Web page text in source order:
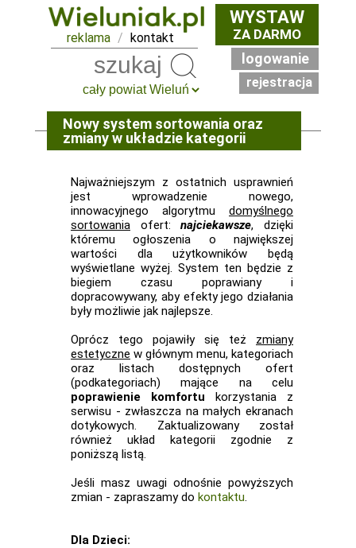
reklama / kontakt
WYSTAW
ZA DARMO
logowanie
rejestracja
Nowy system sortowania oraz
zmiany w układzie kategorii
Najważniejszym z ostatnich usprawnień
jest wprowadzenie nowego,
innowacyjnego algorytmu domyślnego
sortowania ofert:najciekawsze, dzięki
któremu ogłoszenia o największej
wartości dla użytkowników będą
wyświetlane wyżej. System ten będzie z
biegiem czasu poprawiany i
dopracowywany, aby efekty jego działania
były możliwie jak najlepsze.
Oprócz tego pojawiły się też zmiany
estetyczne w głównym menu, kategoriach
oraz listach dostępnych ofert
(podkategoriach) mające na celu
poprawienie komfortu korzystania z
serwisu - zwłaszcza na małych ekranach
dotykowych. Zaktualizowany został
również układ kategorii zgodnie z
poniższą listą.
Jeśli masz uwagi odnośnie powyższych
zmian - zapraszamy do kontaktu.
Dla Dzieci: